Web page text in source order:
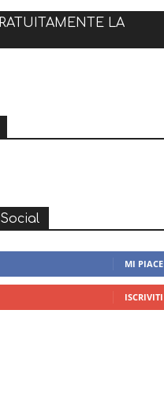
LA
MI PIACE
ISCRIVITI